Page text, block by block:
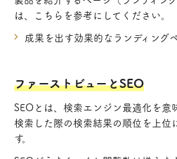
は、こちらを参考にしてください。
成果を出す効果的なランディング
ファーストビューとSEO
SEOとは、検索エンジン最適化を意
検索した際の検索結果の順位を上位
す。